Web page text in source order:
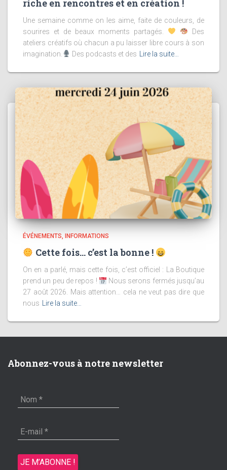
riche en rencontres et en création !
Une semaine comme on les aime, faite de couleurs, de
sourires et de beaux moments partagés.
Des
ateliers créatifs où chacun a pu laisser libre cours à son
imagination.
Des podcasts et des Lire la suite…
ÉVÉNEMENTS INFORMATIONS
Cette fois… c’est la bonne !
On en a parlé, mais cette fois, c’est officiel : La Boutique
prend un peu de repos !
Nous serons fermés jusqu’au
27 août 2026. Mais attention… cela ne veut pas dire que
nous
Lire la suite…
Abonnez-vous à notre newsletter